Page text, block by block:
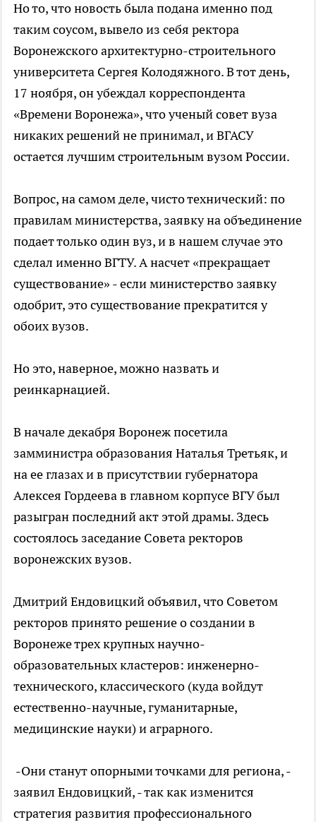
Но то, что новость была подана именно под
таким соусом, вывело из себя ректора
Воронежского архитектурно-строительного
университета Сергея Колодяжного. В тот день,
17 ноября, он убеждал корреспондента
«Времени Воронежа», что ученый совет вуза
никаких решений не принимал, и ВГАСУ
остается лучшим строительным вузом России.
Вопрос, на самом деле, чисто технический: по
правилам министерства, заявку на объединение
подает только один вуз, и в нашем случае это
сделал именно ВГТУ. А насчет «прекращает
существование» - если министерство заявку
одобрит, это существование прекратится у
обоих вузов.
Но это, наверное, можно назвать и
реинкарнацией.
В начале декабря Воронеж посетила
замминистра образования Наталья Третьяк, и
на ее глазах и в присутствии губернатора
Алексея Гордеева в главном корпусе ВГУ был
разыгран последний акт этой драмы. Здесь
состоялось заседание Совета ректоров
воронежских вузов.
Дмитрий Ендовицкий объявил, что Советом
ректоров принято решение о создании в
Воронеже трех крупных научно-
образовательных кластеров: инженерно-
технического, классического (куда войдут
естественно-научные, гуманитарные,
медицинские науки) и аграрного.
-Они станут опорными точками для региона, -
заявил Ендовицкий, - так как изменится
стратегия развития профессионального